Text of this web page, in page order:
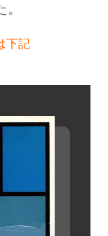
下記